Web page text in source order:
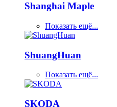
Shanghai Maple
Показать ещё...
ShuangHuan
Показать ещё...
SKODA